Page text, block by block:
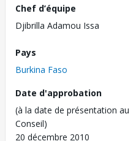
Chef d’équipe
Djibrilla Adamou Issa
Pays
Burkina Faso
Date d'approbation
(à la date de présentation au
Conseil)
20 décembre 2010